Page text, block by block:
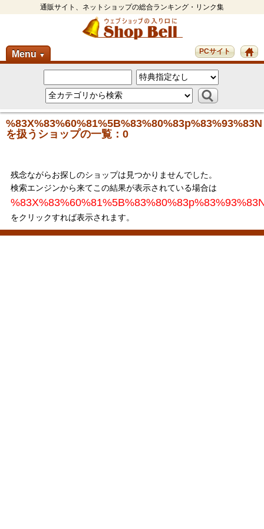
通販サイト、ネットショップの総合ランキング・リンク集
Menu ▼ PCサイト
%83X%83%60%81%5B%83%80%83p%83%93%83N
を扱うショップの一覧：0
残念ながらお探しのショップは見つかりませんでした。
検索エンジンから来てこの結果が表示されている場合は
をクリックすれば表示されます。